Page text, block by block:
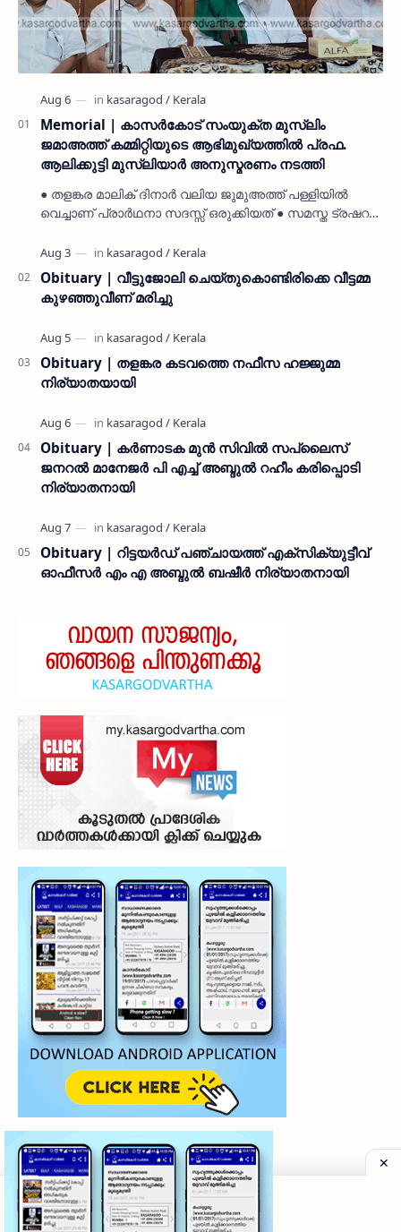
Memorial | കാസർകോട് സംയുക്ത മുസ്ലിം
ജമാഅത്ത് കമ്മിറ്റിയുടെ ആഭിമുഖ്യത്തിൽ പ്രഫ.
ആലിക്കുട്ടി മുസ്ലിയാർ അനുസ്മരണം നടത്തി
● തളങ്കര മാലിക് ദിനാർ വലിയ ജുമുഅത്ത് പള്ളിയിൽ
വെച്ചാണ് പ്രാർഥനാ സദസ്സ് ഒരുക്കിയത് ● സമസ്ത ട്രഷറർ
നൽകി കാസ…
Obituary | വീട്ടുജോലി ചെയ്തുകൊണ്ടിരിക്കെ വീട്ടമ്മ
കുഴഞ്ഞുവീണ് മരിച്ചു
Obituary | തളങ്കര കടവത്തെ നഫീസ ഹജ്ജുമ്മ
നിര്യാതയായി
Obituary | കർണാടക മുൻ സിവില്‍ സപ്ലൈസ്
ജനറൽ മാനേജർ പി എച്ച് അബ്ദുൽ റഹീം കരിപ്പൊടി
നിര്യാതനായി
Obituary | റിട്ടയർഡ് പഞ്ചായത്ത് എക്സിക്യുട്ടീവ്
ഓഫീസർ എം എ അബ്ദുൽ ബഷീർ നിര്യാതനായി